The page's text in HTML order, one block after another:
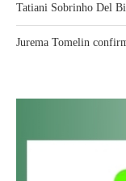
Tatiani Sobrinho Del
Jurema Tomelin